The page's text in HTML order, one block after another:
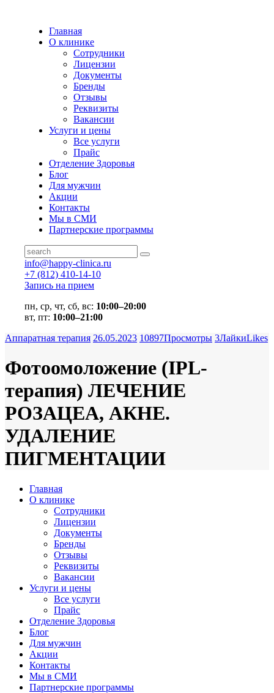
Главная
О клинике
Сотрудники
Лицензии
Документы
Бренды
Отзывы
Реквизиты
Вакансии
Услуги и цены
Все услуги
Прайс
Отделение Здоровья
Блог
Для мужчин
Акции
Контакты
Мы в СМИ
Партнерские программы
info@happy-clinica.ru
+7 (812) 410-14-10
Запись на прием
пн, ср, чт, сб, вс: 10:00–20:00
вт, пт: 10:00–21:00
Аппаратная терапия 26.05.2023 10897Просмотры 3ЛайкиLikes
Фотоомоложение (IPL-
терапия) ЛЕЧЕНИЕ
РОЗАЦЕА, АКНЕ.
УДАЛЕНИЕ
ПИГМЕНТАЦИИ
Главная
О клинике
Сотрудники
Лицензии
Документы
Бренды
Отзывы
Реквизиты
Вакансии
Услуги и цены
Все услуги
Прайс
Отделение Здоровья
Блог
Для мужчин
Акции
Контакты
Мы в СМИ
Партнерские программы